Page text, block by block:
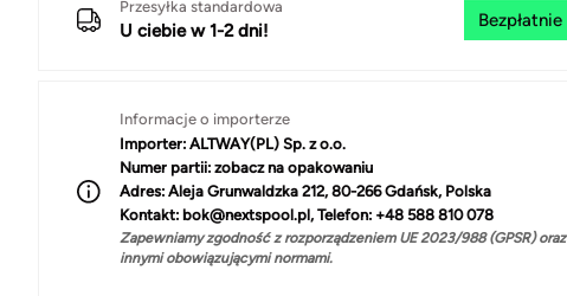
Przesyłka standardowa
U ciebie w 1-2 dni!
Bezpłatnie
Informacje o importerze
Importer: ALTWAY(PL) Sp. z o.o.
Numer partii: zobacz na opakowaniu
Adres: Aleja Grunwaldzka 212, 80-266 Gdańsk, Polska
Kontakt: bok@nextspool.pl, Telefon: +48 588 810 078
Zapewniamy zgodność z rozporządzeniem UE 2023/988 (GPSR) oraz
innymi obowiązującymi normami.